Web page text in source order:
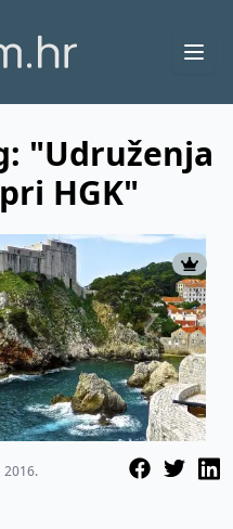
"Udruženja
HGK"
2016.